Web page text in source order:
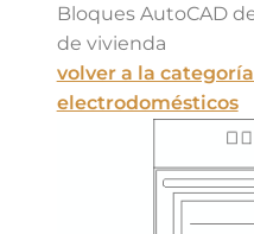
Bloques AutoCAD
de vivienda
volver a la
electrodomésticos